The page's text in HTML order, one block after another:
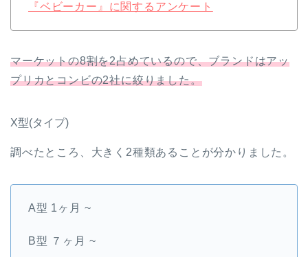
『ベビーカー』に関するアンケート
マーケットの8割を2占めているので、ブランドはアッ
プリカとコンビの2社に絞りました。
X型(タイプ)
調べたところ、大きく2種類あることが分かりました。
A型 1ヶ月 ~
B型 ７ヶ月 ~